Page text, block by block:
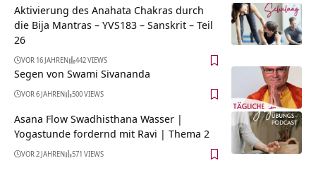
Aktivierung des Anahata Chakras durch
die Bija Mantras – YVS183 – Sanskrit – Teil
26
VOR 16 JAHREN 442 VIEWS
Segen von Swami Sivananda
VOR 6 JAHREN 500 VIEWS
Asana Flow Swadhisthana Wasser |
Yogastunde fordernd mit Ravi | Thema 2
VOR 2 JAHREN 571 VIEWS